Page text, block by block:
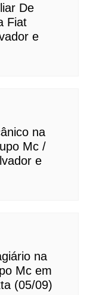
De
Fiat
e
na
Mc /
e
na
Mc em
(05/09)